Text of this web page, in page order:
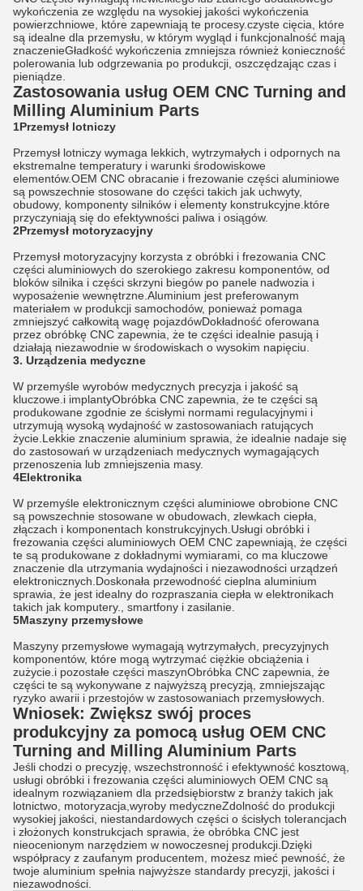
wykończenia ze względu na wysokiej jakości wykończenia
powierzchniowe, które zapewniają te procesy.czyste cięcia, które
są idealne dla przemysłu, w którym wygląd i funkcjonalność mają
znaczenieGładkość wykończenia zmniejsza również konieczność
polerowania lub odgrzewania po produkcji, oszczędzając czas i
pieniądze.
Zastosowania usług OEM CNC Turning and
Milling Aluminium Parts
1Przemysł lotniczy
Przemysł lotniczy wymaga lekkich, wytrzymałych i odpornych na
ekstremalne temperatury i warunki środowiskowe
elementów.OEM CNC obracanie i frezowanie części aluminiowe
są powszechnie stosowane do części takich jak uchwyty,
obudowy, komponenty silników i elementy konstrukcyjne.które
przyczyniają się do efektywności paliwa i osiągów.
2Przemysł motoryzacyjny
Przemysł motoryzacyjny korzysta z obróbki i frezowania CNC
części aluminiowych do szerokiego zakresu komponentów, od
bloków silnika i części skrzyni biegów po panele nadwozia i
wyposażenie wewnętrzne.Aluminium jest preferowanym
materiałem w produkcji samochodów, ponieważ pomaga
zmniejszyć całkowitą wagę pojazdówDokładność oferowana
przez obróbkę CNC zapewnia, że te części idealnie pasują i
działają niezawodnie w środowiskach o wysokim napięciu.
3. Urządzenia medyczne
W przemyśle wyrobów medycznych precyzja i jakość są
kluczowe.i implantyObróbka CNC zapewnia, że te części są
produkowane zgodnie ze ścisłymi normami regulacyjnymi i
utrzymują wysoką wydajność w zastosowaniach ratujących
życie.Lekkie znaczenie aluminium sprawia, że idealnie nadaje się
do zastosowań w urządzeniach medycznych wymagających
przenoszenia lub zmniejszenia masy.
4Elektronika
W przemyśle elektronicznym części aluminiowe obrobione CNC
są powszechnie stosowane w obudowach, zlewkach ciepła,
złączach i komponentach konstrukcyjnych.Usługi obróbki i
frezowania części aluminiowych OEM CNC zapewniają, że części
te są produkowane z dokładnymi wymiarami, co ma kluczowe
znaczenie dla utrzymania wydajności i niezawodności urządzeń
elektronicznych.Doskonała przewodność cieplna aluminium
sprawia, że jest idealny do rozpraszania ciepła w elektronikach
takich jak komputery., smartfony i zasilanie.
5Maszyny przemysłowe
Maszyny przemysłowe wymagają wytrzymałych, precyzyjnych
komponentów, które mogą wytrzymać ciężkie obciążenia i
zużycie.i pozostałe części maszynObróbka CNC zapewnia, że
części te są wykonywane z najwyższą precyzją, zmniejszając
ryzyko awarii i przestojów w zastosowaniach przemysłowych.
Wniosek: Zwiększ swój proces
produkcyjny za pomocą usług OEM CNC
Turning and Milling Aluminium Parts
Jeśli chodzi o precyzję, wszechstronność i efektywność kosztową,
usługi obróbki i frezowania części aluminiowych OEM CNC są
idealnym rozwiązaniem dla przedsiębiorstw z branży takich jak
lotnictwo, motoryzacja,wyroby medyczneZdolność do produkcji
wysokiej jakości, niestandardowych części o ścisłych tolerancjach
i złożonych konstrukcjach sprawia, że obróbka CNC jest
nieocenionym narzędziem w nowoczesnej produkcji.Dzięki
współpracy z zaufanym producentem, możesz mieć pewność, że
twoje aluminium spełnia najwyższe standardy precyzji, jakości i
niezawodności.